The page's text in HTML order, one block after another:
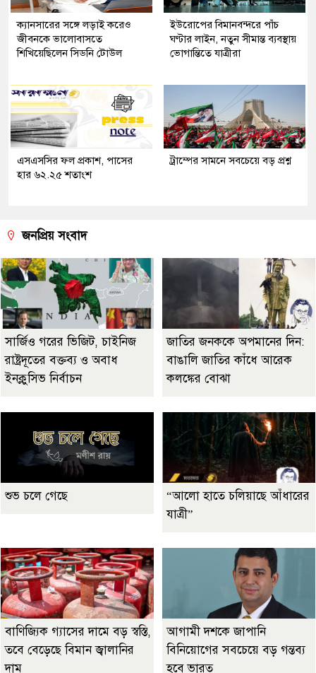
ক্যানসারের সঙ্গে লড়াই করেও
জীবনকে ভালোবাসতে
শিখিয়েছিলেন সিডনি টোউল
ইউরোপের বিমানবন্দরে পাঁচ
ঘণ্টার লাইন, নতুন সীমান্ত ব্যবস্থায়
ভোগান্তিতে যাত্রীরা
এসএসসির ফল প্রকাশ, পাসের
হার ৬২.২৫ শতাংশ
ট্রাম্পের সামনে সবচেয়ে বড় প্রশ্ন
জনপ্রিয় সংবাদ
সার্জিও গরের ভিজিট, চাইনিজ
রাষ্ট্রদূতের বক্তব্য ও অবাধ
ইনক্লুসিভ নির্বাচন
জাতির জনককে অপমানের দিন:
বাঙালি জাতির কাঁধে আরেক
কলঙ্কের বোঝা
শুভ চলে গেছে
“আলো হাতে চলিয়াছে আঁধারের
যাত্রী”
বাণিজ্যিক গ্যাসের দামে বড় স্বস্তি,
তবে বেড়েছে বিমান জ্বালানির
দাম
আগামী দশকে জাপানি
বিনিয়োগের সবচেয়ে বড় গন্তব্য
হবে ভারত